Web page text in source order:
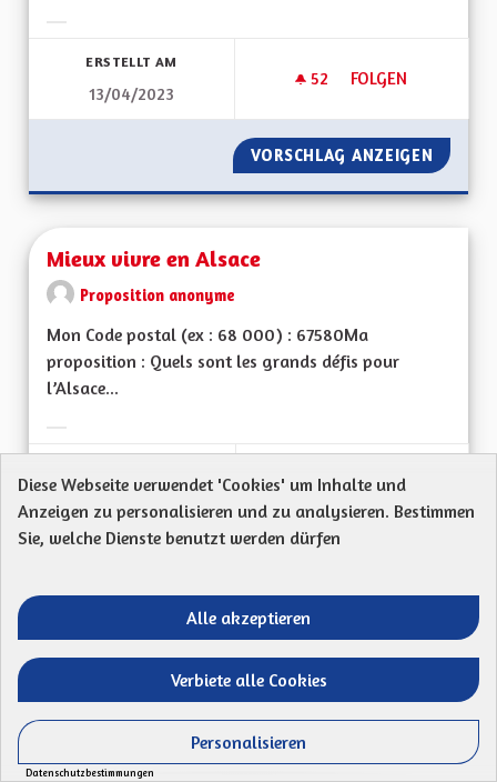
ERSTELLT AM
13/04/2023
52 52 FOLLOWER
FOLGEN
UNE RÉGION
VORSCHLAG ANZEIGEN UNE
Mieux vivre en Alsace
Proposition anonyme
Mon Code postal (ex : 68 000) : 67580Ma
proposition : Quels sont les grands défis pour
l’Alsace...
51 51 FOLLOWER
FOLGEN
MIEUX VIVRE EN
Mineurs non accompagnés
Proposition anonyme
Mon Code postal (ex : 60) : 67170Ma proposition
: Faire prendre en charge par l'état les frais de...
Diese Webseite verwendet 'Cookies' um Inhalte und
Anzeigen zu personalisieren und zu analysieren. Bestimmen
Sie, welche Dienste benutzt werden dürfen
Alle akzeptieren
Verbiete alle Cookies
Personalisieren
Datenschutzbestimmungen